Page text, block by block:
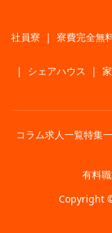
社員寮 | 寮費完全無
| シェアハウス |
コラム求人一覧特集
有料
Copyright